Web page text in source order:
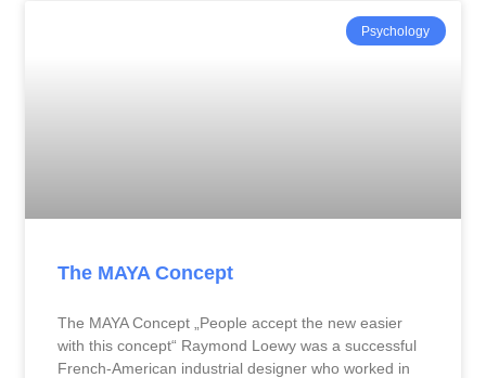
Psychology
The MAYA Concept
The MAYA Concept „People accept the new easier
with this concept“ Raymond Loewy was a successful
French-American industrial designer who worked in